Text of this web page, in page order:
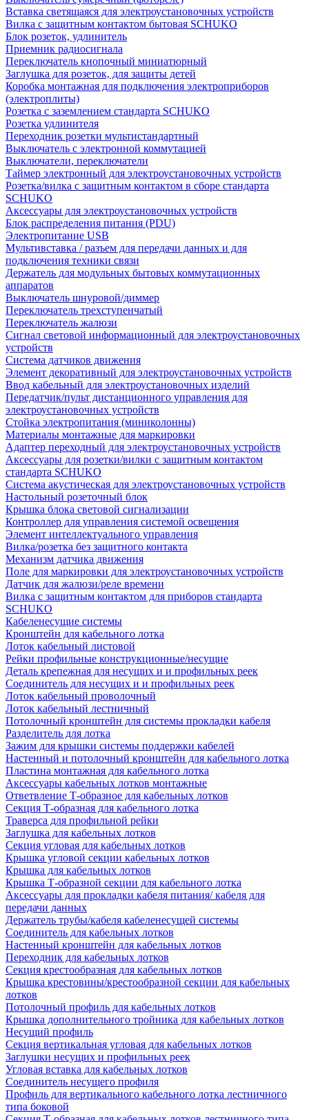
Вставка светящаяся для электроустановочных устройств
Вилка с защитным контактом бытовая SCHUKO
Блок розеток, удлинитель
Приемник радиосигнала
Переключатель кнопочный миниатюрный
Заглушка для розеток, для защиты детей
Коробка монтажная для подключения электроприборов
(электроплиты)
Розетка с заземлением стандарта SCHUKO
Розетка удлинителя
Переходник розетки мультистандартный
Выключатель с электронной коммутацией
Выключатели, переключатели
Таймер электронный для электроустановочных устройств
Розетка/вилка с защитным контактом в сборе стандарта
SCHUKO
Аксессуары для электроустановочных устройств
Блок распределения питания (PDU)
Электропитание USB
Мультивставка / разъем для передачи данных и для
подключения техники связи
Держатель для модульных бытовых коммутационных
аппаратов
Выключатель шнуровой/диммер
Переключатель трехступенчатый
Переключатель жалюзи
Сигнал световой информационный для электроустановочных
устройств
Система датчиков движения
Элемент декоративный для электроустановочных устройств
Ввод кабельный для электроустановочных изделий
Передатчик/пульт дистанционного управления для
электроустановочных устройств
Стойка электропитания (миниколонны)
Материалы монтажные для маркировки
Адаптер переходный для электроустановочных устройств
Аксессуары для розетки/вилки с защитным контактом
стандарта SCHUKO
Система акустическая для электроустановочных устройств
Настольный розеточный блок
Крышка блока световой сигнализации
Контроллер для управления системой освещения
Элемент интеллектуального управления
Вилка/розетка без защитного контакта
Механизм датчика движения
Поле для маркировки для электроустановочных устройств
Датчик для жалюзи/реле времени
Вилка с защитным контактом для приборов стандарта
SCHUKO
Кабеленесущие системы
Кронштейн для кабельного лотка
Лоток кабельный листовой
Рейки профильные конструкционные/несущие
Деталь крепежная для несущих и и профильных реек
Соединитель для несущих и и профильных реек
Лоток кабельный проволочный
Лоток кабельный лестничный
Потолочный кронштейн для системы прокладки кабеля
Разделитель для лотка
Зажим для крышки системы поддержки кабелей
Настенный и потолочный кронштейн для кабельного лотка
Пластина монтажная для кабельного лотка
Аксессуары кабельных лотков монтажные
Ответвление Т-образное для кабельных лотков
Секция Т-образная для кабельного лотка
Траверса для профильной рейки
Заглушка для кабельных лотков
Секция угловая для кабельных лотков
Крышка угловой секции кабельных лотков
Крышка для кабельных лотков
Крышка Т-образной секции для кабельного лотка
Аксессуары для прокладки кабеля питания/ кабеля для
передачи данных
Держатель трубы/кабеля кабеленесущей системы
Соединитель для кабельных лотков
Настенный кронштейн для кабельных лотков
Переходник для кабельных лотков
Секция крестообразная для кабельных лотков
Крышка крестовины/крестообразной секции для кабельных
лотков
Потолочный профиль для кабельных лотков
Крышка дополнительного тройника для кабельных лотков
Несущий профиль
Секция вертикальная угловая для кабельных лотков
Заглушки несущих и профильных реек
Угловая вставка для кабельных лотков
Соединитель несущего профиля
Профиль для вертикального кабельного лотка лестничного
типа боковой